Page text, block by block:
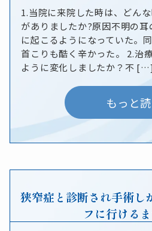
1.当院に来院した時は、どん
がありましたか?原因不明の
に起こるようになっていた。
首こりも酷く辛かった。 2.治
ように変化しましたか？不
もっと
狭窄症と診断され手術し
フに行ける